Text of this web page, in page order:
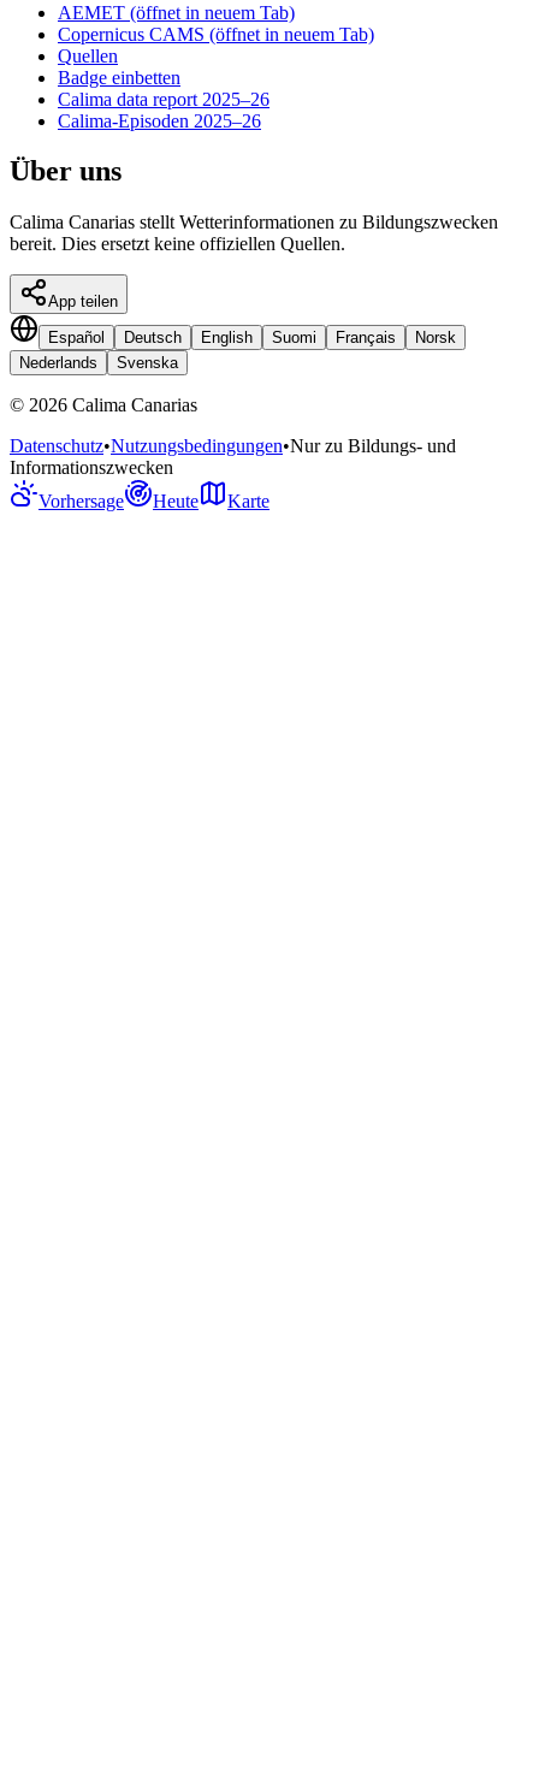
AEMET (öffnet in neuem Tab)
Copernicus CAMS (öffnet in neuem Tab)
Quellen
Badge einbetten
Calima data report 2025–26
Calima-Episoden 2025–26
Über uns
Calima Canarias stellt Wetterinformationen zu Bildungszwecken
bereit. Dies ersetzt keine offiziellen Quellen.
App teilen
Español
Deutsch English Suomi Français
Norsk
Nederlands
Svenska
© 2026 Calima Canarias
Datenschutz•Nutzungsbedingungen•Nur zu Bildungs- und
Informationszwecken
Vorhersage
Heute Karte